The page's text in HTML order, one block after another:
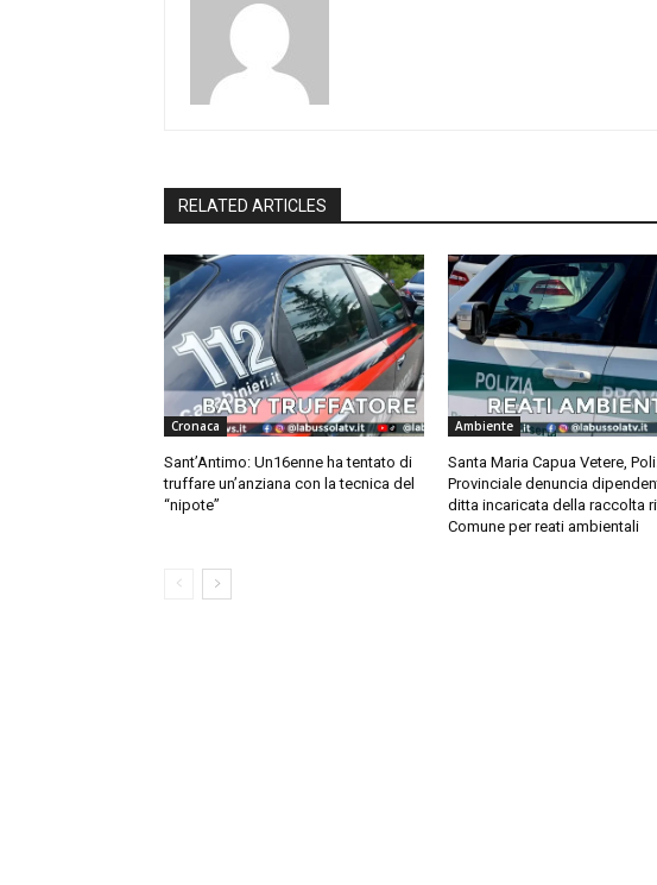
RELATED ARTICLES
Cronaca
Sant’Antimo: Un16enne ha tentato di
truffare un’anziana con la tecnica del
“nipote”
Ambiente
Santa Maria Capua Vetere,
Provinciale denuncia
ditta incaricata della raccolta
Comune per reati ambientali